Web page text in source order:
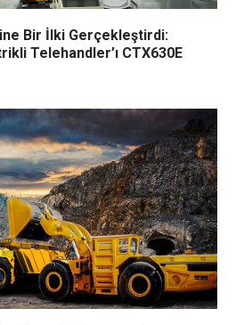
Bir İlki Gerçekleştirdi:
Telehandler’ı CTX630E